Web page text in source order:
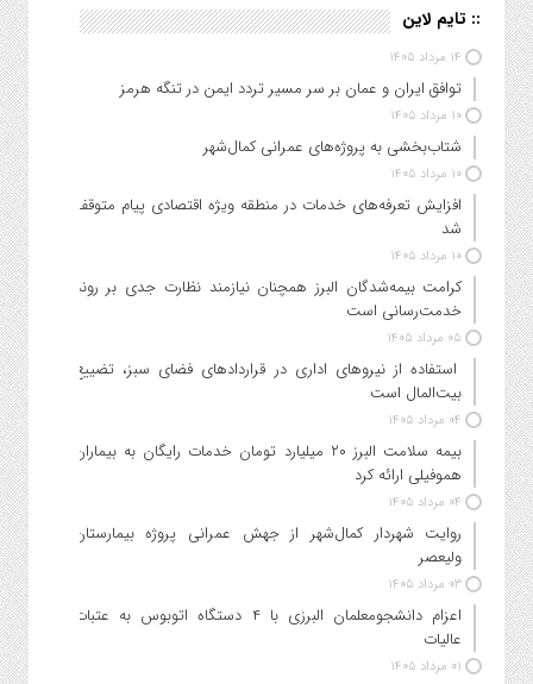
:: تایم لاین
۱۴ مرداد ۱۴۰۵
توافق ایران و عمان بر سر مسیر تردد ایمن در تنگه هرمز
۱۰ مرداد ۱۴۰۵
شتاب‌بخشی به پروژه‌های عمرانی کمال‌شهر
۱۰ مرداد ۱۴۰۵
افزایش تعرفه‌های خدمات در منطقه ویژه اقتصادی پیام متوقف
شد
۱۰ مرداد ۱۴۰۵
کرامت بیمه‌شدگان البرز همچنان نیازمند نظارت جدی بر روند
خدمت‌رسانی است
۰۵ مرداد ۱۴۰۵
استفاده از نیروهای اداری در قراردادهای فضای سبز، تضییع
بیت‌المال است
۰۴ مرداد ۱۴۰۵
بیمه سلامت البرز ۲۰ میلیارد تومان خدمات رایگان به بیماران
هموفیلی ارائه کرد
۰۴ مرداد ۱۴۰۵
روایت شهردار کمال‌شهر از جهش عمرانی پروژه بیمارستان
ولیعصر
۰۳ مرداد ۱۴۰۵
اعزام دانشجو‌معلمان البرزی با ۴ دستگاه اتوبوس به عتبات
عالیات
۰۱ مرداد ۱۴۰۵